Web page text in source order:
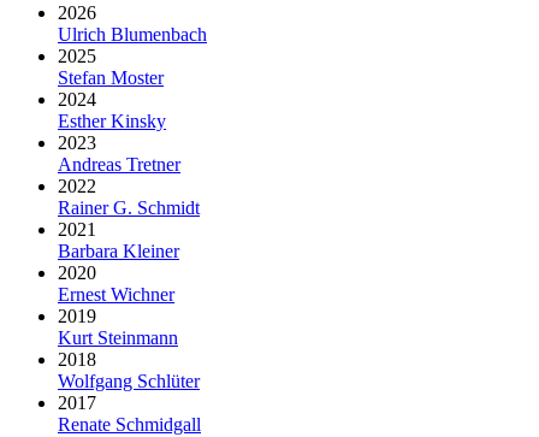
2026
Ulrich Blumenbach
2025
Stefan Moster
2024
Esther Kinsky
2023
Andreas Tretner
2022
Rainer G. Schmidt
2021
Barbara Kleiner
2020
Ernest Wichner
2019
Kurt Steinmann
2018
Wolfgang Schlüter
2017
Renate Schmidgall